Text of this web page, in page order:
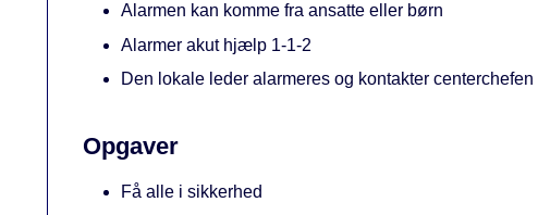
Alarmen kan komme fra ansatte eller børn
Alarmer akut hjælp 1-1-2
Den lokale leder alarmeres og kontakter
Opgaver
Få alle i sikkerhed